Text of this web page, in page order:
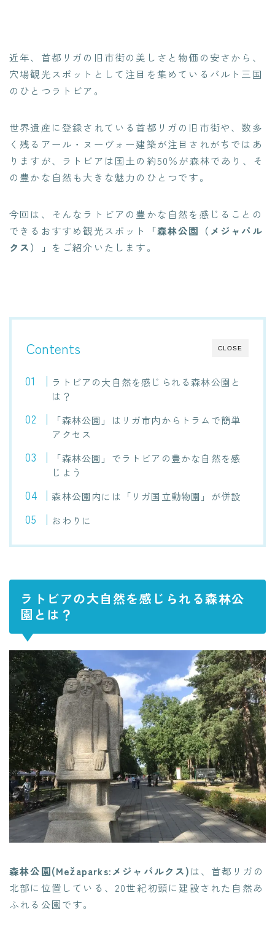
近年、首都リガの旧市街の美しさと物価の安さから、
穴場観光スポットとして注目を集めているバルト三国
のひとつラトビア。
世界遺産に登録されている首都リガの旧市街や、数多
く残るアール・ヌーヴォー建築が注目されがちではあ
りますが、ラトビアは国土の約50％が森林であり、そ
の豊かな自然も大きな魅力のひとつです。
今回は、そんなラトビアの豊かな自然を感じることの
できるおすすめ観光スポット
「森林公園（メジャパル
クス）」 をご紹介いたします。
CLOSE
Contents
ラトビアの大自然を感じられる森林公園と
は？
「森林公園」はリガ市内からトラムで簡単
アクセス
「森林公園」でラトビアの豊かな自然を感
じよう
森林公園内には「リガ国立動物園」が併設
おわりに
ラトビアの大自然を感じられる森林公
園とは？
森林公園(Mežaparks:メジャパルクス) は、首都リガの
北部に位置している、20世紀初頭に建設された自然あ
ふれる公園です。